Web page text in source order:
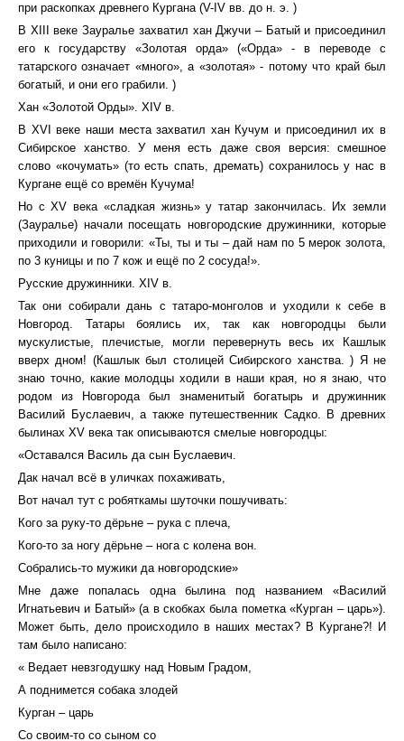
при раскопках древнего Кургана (V-IV вв. до н. э. )
В XIII веке Зауралье захватил хан Джучи – Батый и присоединил
его к государству «Золотая орда» («Орда» - в переводе с
татарского означает «много», а «золотая» - потому что край был
богатый, и они его грабили. )
Хан «Золотой Орды». XIV в.
В XVI веке наши места захватил хан Кучум и присоединил их в
Сибирское ханство. У меня есть даже своя версия: смешное
слово «кочумать» (то есть спать, дремать) сохранилось у нас в
Кургане ещё со времён Кучума!
Но с XV века «сладкая жизнь» у татар закончилась. Их земли
(Зауралье) начали посещать новгородские дружинники, которые
приходили и говорили: «Ты, ты и ты – дай нам по 5 мерок золота,
по 3 куницы и по 7 кож и ещё по 2 сосуда!».
Русские дружинники. XIV в.
Так они собирали дань с татаро-монголов и уходили к себе в
Новгород. Татары боялись их, так как новгородцы были
мускулистые, плечистые, могли перевернуть весь их Кашлык
вверх дном! (Кашлык был столицей Сибирского ханства. ) Я не
знаю точно, какие молодцы ходили в наши края, но я знаю, что
родом из Новгорода был знаменитый богатырь и дружинник
Василий Буслаевич, а также путешественник Садко. В древних
былинах XV века так описываются смелые новгородцы:
«Оставался Василь да сын Буслаевич.
Дак начал всё в уличках похаживать,
Вот начал тут с робяткамы шуточки пошучивать:
Кого за руку-то дёрьне – рука с плеча,
Кого-то за ногу дёрьне – нога с колена вон.
Собрались-то мужики да новгородские»
Мне даже попалась одна былина под названием «Василий
Игнатьевич и Батый» (а в скобках была пометка «Курган – царь»).
Может быть, дело происходило в наших местах? В Кургане?! И
там было написано:
« Ведает невзгодушку над Новым Градом,
А поднимется собака злодей
Курган – царь
Со своим-то со сыном со